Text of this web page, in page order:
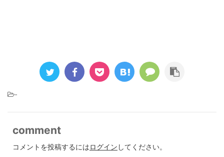
-
comment
コメントを投稿するにはログイン してください。